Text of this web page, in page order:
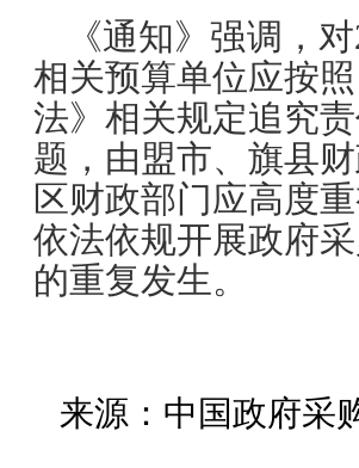
《通知》强调，
相关预算单位应按
法》相关规定追究
题，由盟市、旗县
区财政部门应高度
依法依规开展政府
的重复发生。
来源：中国政府采